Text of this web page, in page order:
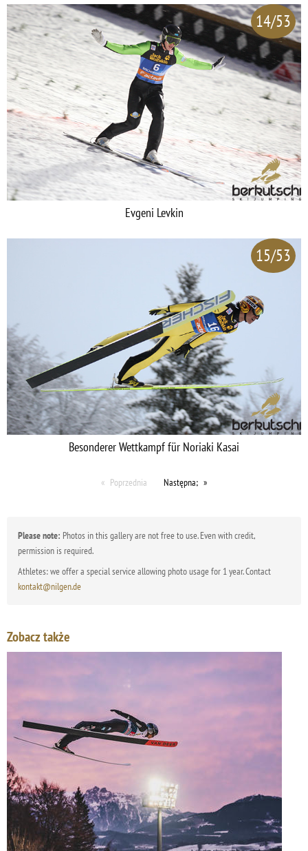
14/53
Evgeni Levkin
15/53
Besonderer Wettkampf für Noriaki Kasai
Poprzednia Następna;
Please note: Photos in this gallery are not free to use. Even with credit,
permission is required.
Athletes: we offer a special service allowing photo usage for 1 year. Contact
kontakt@nilgen.de
Zobacz także